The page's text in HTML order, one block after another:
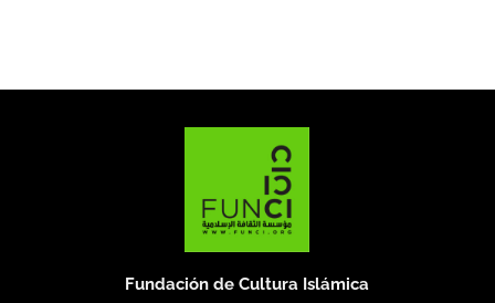
Fundación de Cultura Islámica